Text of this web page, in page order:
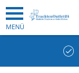
MENÜ